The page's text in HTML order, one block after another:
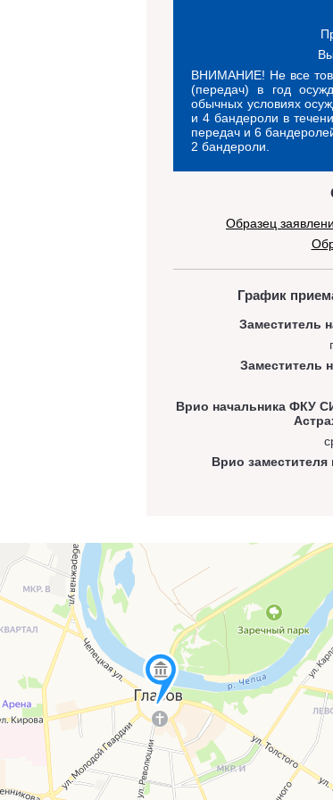
ВНИМАНИЕ! Не все
(передач) в год
обычных условиях
и 4 бандероли в
передач и 6
2 бандероли.
Образец
График
Заместитель
Заместитель
Врио начальника ФКУ
Врио